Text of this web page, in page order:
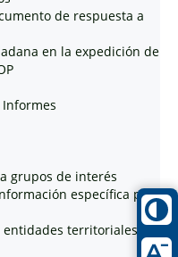
de respuesta a
en la expedición de
grupos de interés
específica por
territoriales